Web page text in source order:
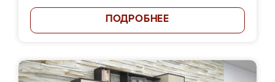
ПОДРОБНЕЕ